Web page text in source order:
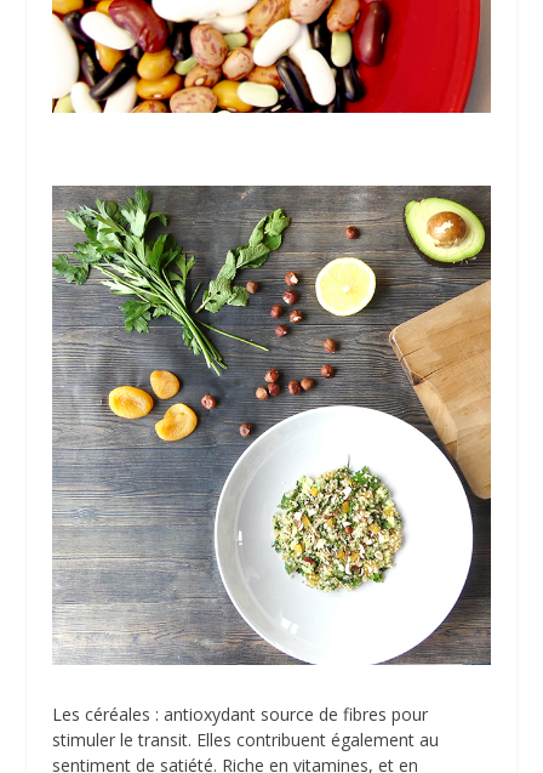
Les céréales : antioxydant source de fibres pour
stimuler le transit. Elles contribuent également au
sentiment de satiété. Riche en vitamines, et en